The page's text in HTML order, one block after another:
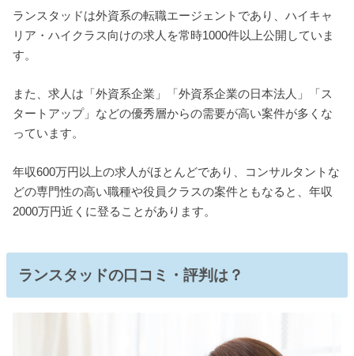
ランスタッドは外資系の転職エージェントであり、ハイキャ
リア・ハイクラス向けの求人を常時1000件以上公開していま
す。
また、求人は「外資系企業」「外資系企業の日本法人」「ス
タートアップ」などの優秀層からの需要が高い案件が多くな
っています。
年収600万円以上の求人がほとんどであり、コンサルタントな
どの専門性の高い職種や役員クラスの案件ともなると、年収
2000万円近くに登ることがあります。
ランスタッドの口コミ・評判は？